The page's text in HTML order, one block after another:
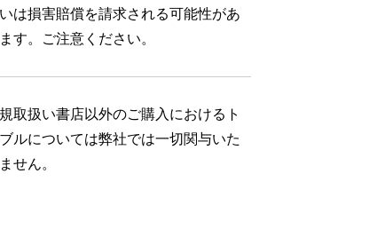
は損害賠償を請求される可能性があ
す。ご注意ください。
取扱い書店以外のご購入におけるト
ルについては弊社では一切関与いた
せん。